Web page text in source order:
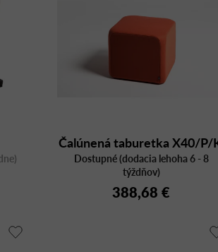
Čalúnená taburetka X40/P/
kocka
Dostupné (dodacia lehoha 6 - 8
týždňov)
388,68 €